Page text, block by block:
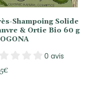
Shampoing Solide
& Ortie Bio 60 g
0 avis
€